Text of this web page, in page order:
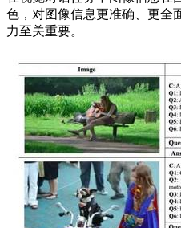
色，对图像信息更准确、更全
力至关重要。